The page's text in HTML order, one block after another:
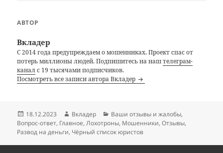
АВТОР
Вкладер
С 2014 года предупреждаем о мошенниках. Проект спас от
потерь миллионы людей. Подпишитесь на наштелеграм-
каналс 19 тысячами подписчиков.
Посмотреть все записи автора Вкладер
Опубликовано
18.12.2023 Автор
Вкладер Рубрики
Ваши отзывы и жалобы,
Вопрос-ответ, Главное,Лохотроны, Мошенники,Отзывы,
Развод на деньги, Чёрный список юристов